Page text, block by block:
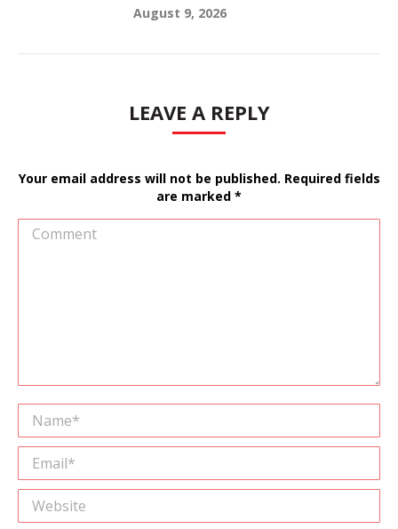
August 9, 2026
LEAVE A REPLY
Your email address will not be published. Required fields
are marked *
Comment
Name *
Email *
Website